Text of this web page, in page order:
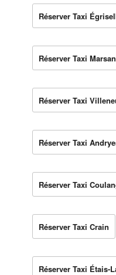
Réserver Taxi
Réserver Taxi
Réserver Taxi
Réserver Taxi
Réserver Taxi
Réserver Taxi Crain
Réserver Taxi Étais-